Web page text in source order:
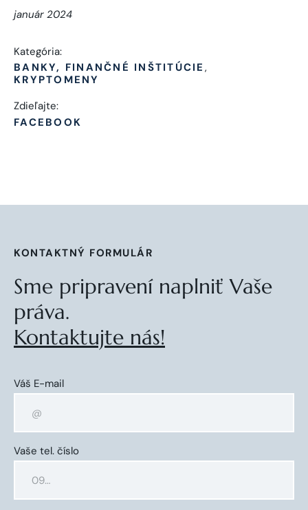
január 2024
Kategória:
BANKY, FINANČNÉ INŠTITÚCIE
KRYPTOMENY
Zdieľajte:
FACEBOOK
KONTAKTNÝ FORMULÁR
Sme pripravení naplniť Vaše
práva.
Kontaktujte nás!
Váš E-mail
Vaše tel. číslo